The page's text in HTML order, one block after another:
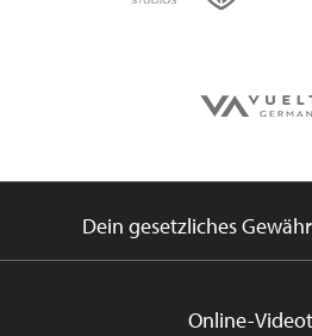
Dein gesetzliches
Online-